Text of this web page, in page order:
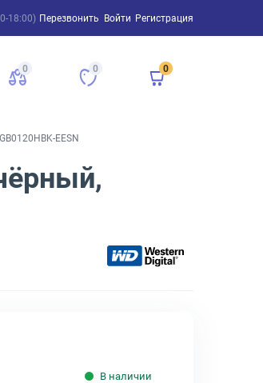
18:00) Перезвонить Войти Регистрация
0 0 0
EESN
В наличии